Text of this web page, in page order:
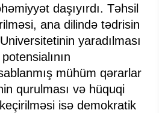
daşıyırdı. Təhsil
ana dilində tədrisin
yaradılması
mühüm qərarlar
qurulması və hüquqi
isə demokratik